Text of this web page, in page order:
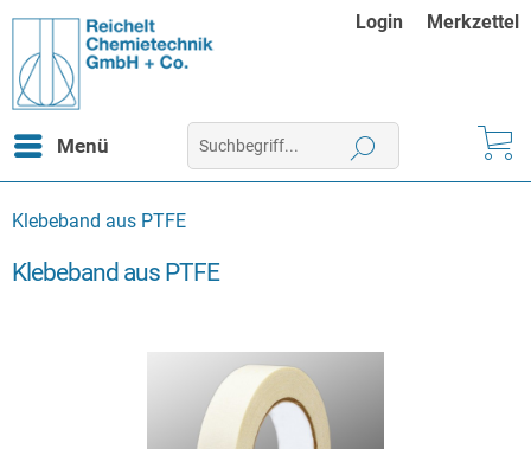
Login Merkzettel
Menü
Klebeband aus PTFE
Klebeband aus PTFE